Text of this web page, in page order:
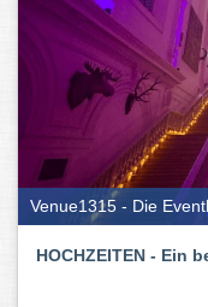
Venue1315 - Die
HOCHZEITEN - Ein